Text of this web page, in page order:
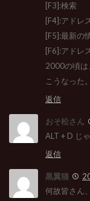
[F3]:検索
[F4]:アドレ
[F5]:最新の
[F6]:アドレ
2000の頃は
こうなった。
返信
おそ松さん
ALT + D じ
返信
黒翼猫
何故皆さん